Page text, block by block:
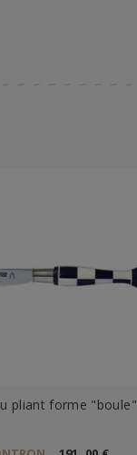
pliant forme "boule"